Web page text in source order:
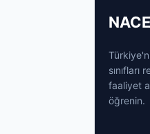
faaliyet
öğrenin.